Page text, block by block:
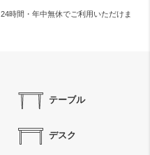
24時間・年中無休でご利用いただけま
テーブル
デスク